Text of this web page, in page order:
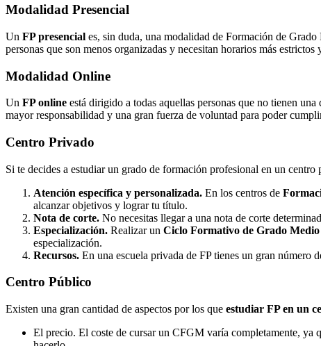
Modalidad Presencial
Un FP presencial es, sin duda, una modalidad de Formación de
personas que son menos organizadas y necesitan horarios más
Modalidad Online
Un FP online está dirigido a todas aquellas personas que no tienen
mayor responsabilidad y una gran fuerza de voluntad para poder
Centro Privado
Si te decides a estudiar un grado de formación profesional en un centro
Atención específica y personalizada. En los centros de
alcanzar objetivos y lograr tu título.
Nota de corte. No necesitas llegar a una nota de corte
Especialización. Realizar un Ciclo Formativo de Grado
especialización.
Recursos. En una escuela privada de FP tienes un gran número
Centro Público
Existen una gran cantidad de aspectos por los que estudiar FP en un
El precio. El coste de cursar un CFGM varía completamente, ya